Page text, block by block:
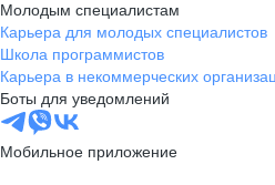
Молодым специалистам
Карьера для молодых специалистов
Школа программистов
Карьера в некоммерческих
Боты для уведомлений
Мобильное приложение